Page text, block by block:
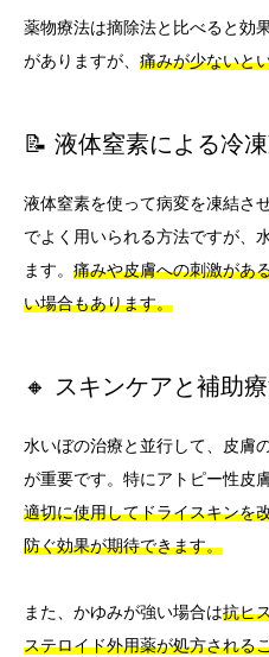
薬物療法は摘除法と比べると効
がありますが、 痛みが少ないと
📝 液体窒素による冷
液体窒素を使って病変を凍結さ
でよく用いられる方法ですが、
ます。 痛みや皮膚への刺激があ
い場合もあります。
🔸 スキンケアと補助
水いぼの治療と並行して、皮膚
が重要です。特にアトピー性皮
適切に使用してドライスキンを
防ぐ効果が期待できます。
また、かゆみが強い場合は抗ヒ
ステロイド外用薬が処方される